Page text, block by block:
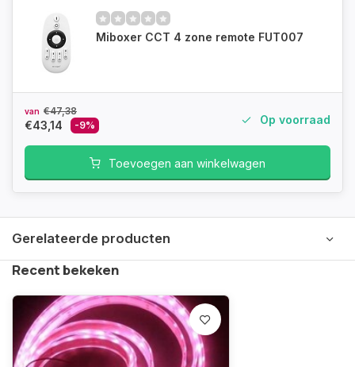
Miboxer CCT 4 zone remote FUT007
van €47,38
€43,14 -9% Op voorraad
Toevoegen aan winkelwagen
Gerelateerde producten
Recent bekeken